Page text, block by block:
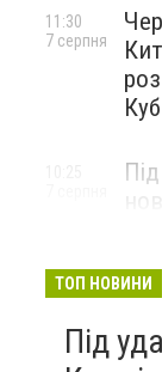
11:30
7 серпня
ТОП НОВИНИ
Під